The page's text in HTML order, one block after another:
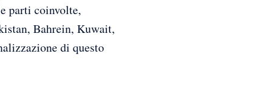
parti coinvolte,
Bahrein, Kuwait,
di questo